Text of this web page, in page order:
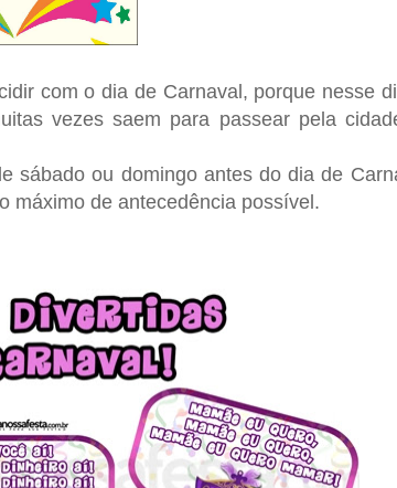
com o dia de Carnaval, porque nesse
vezes saem para passear pela
sábado ou domingo antes do dia de
máximo de antecedência possível.